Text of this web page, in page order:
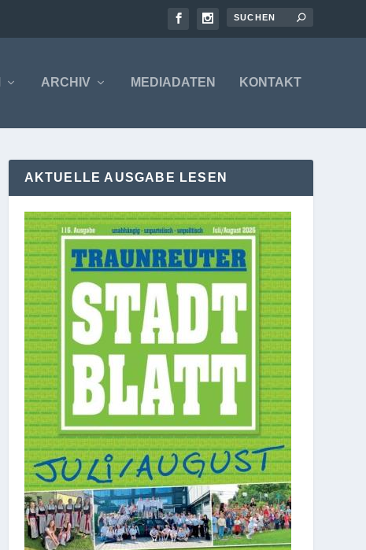
ARCHIV MEDIADATEN KONTAKT
AKTUELLE AUSGABE LESEN